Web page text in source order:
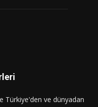
Türkiye'den ve dünyadan